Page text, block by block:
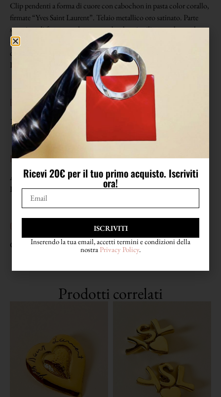
Clip pendenti a forma di cuore con cabochon in pasta color corallo,
firmate “Yves Saint Laurent”. Telaio metallico oro satinato. Parte
superiore di forma quadrata con cabochon in rilievo molato color
corallo chiaro. Pendente a forma di cuore con cabochon color
corallo di un tono piu scuro con parte delle iniziali YSL incise.
Punzone “YSL Made in France” sul retro.
1980
MISURE
Altezza 4,8 cm
Larghezza 2,5 cm
Condizioni eccellenti
Prodotti correlati
Ricevi 20€ per il tuo primo acquisto. Iscriviti
ora!
ISCRIVITI
Inserendo la tua email, accetti termini e condizioni della
nostra Privacy Policy.